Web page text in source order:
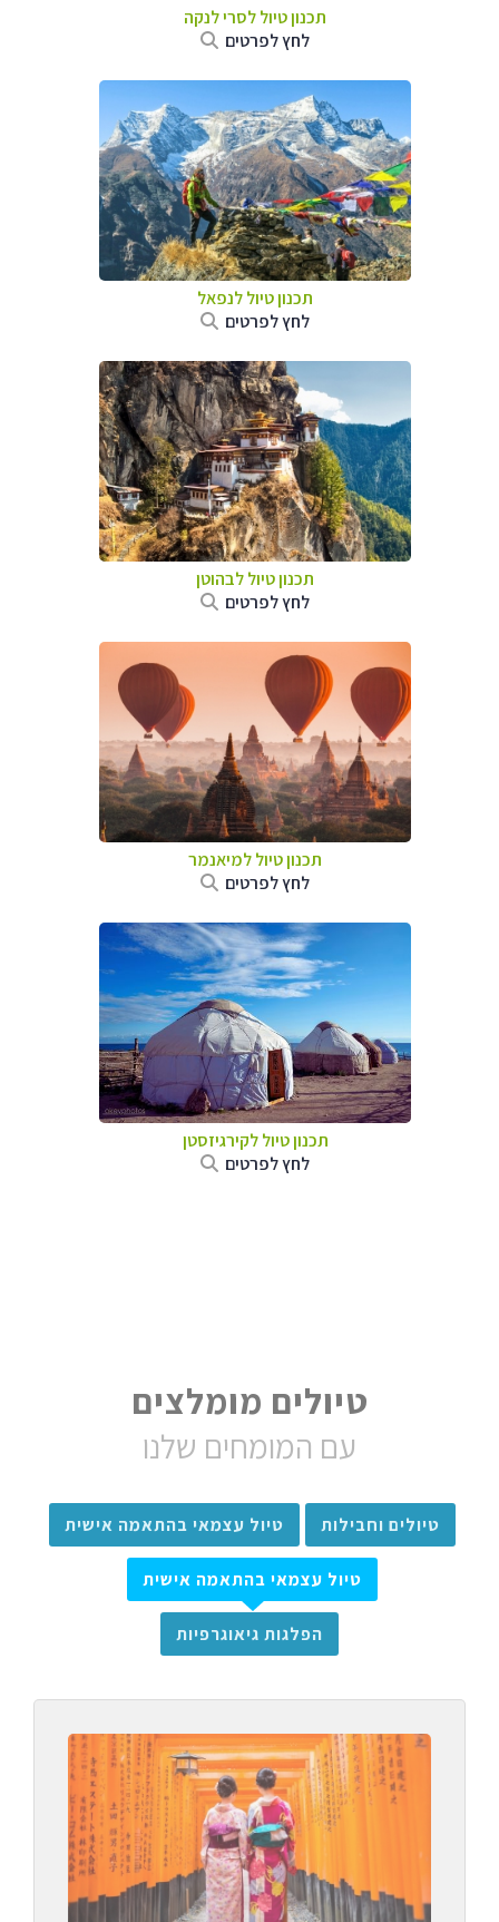
תכנון טיוללסרי לנקה
לחץ לפרטים
תכנון טיול לנפאל
לחץ לפרטים
תכנון טיול לבהוטן
לחץ לפרטים
תכנון טיוללמיאנמר
לחץ לפרטים
תכנון טיוללקירגיזסטן
לחץ לפרטים
טיולים מומלצים
עם המומחים שלנו
טיולים וחבילות טיול עצמאי בהתאמה אישית
טיול עצמאי בהתאמה אישית
הפלגות גיאוגרפיות